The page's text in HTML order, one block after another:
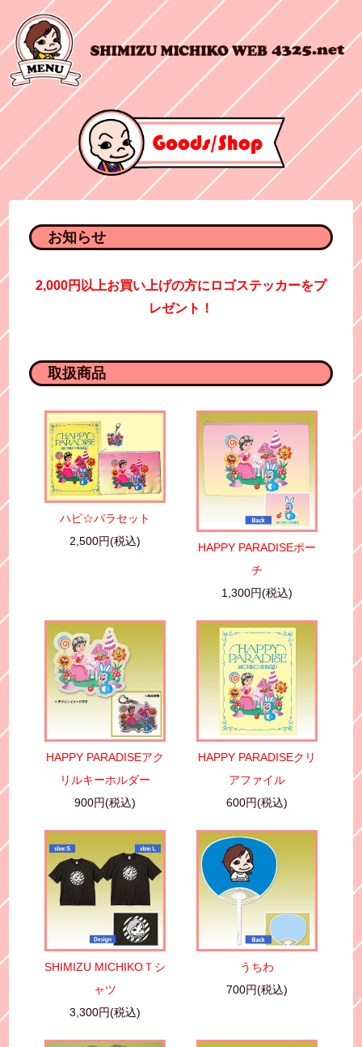
お知らせ
2,000円以上お買い上げの方にロゴステッカーをプ
レゼント！
取扱商品
ハピ☆パラセット
2,500円(税込)
HAPPY PARADISEポー
チ
1,300円(税込)
HAPPY PARADISEアク
リルキーホルダー
900円(税込)
HAPPY PARADISEクリ
アファイル
600円(税込)
SHIMIZU MICHIKOＴシ
ャツ
3,300円(税込)
うちわ
700円(税込)